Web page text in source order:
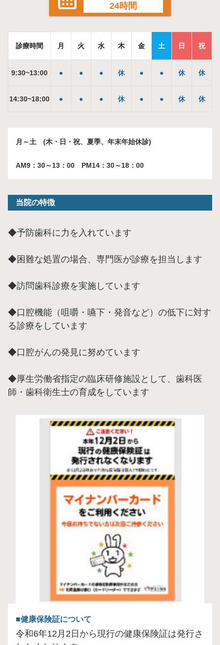
24時間
診療時間 月 火 水 木 金 土 日 祝
9:30~13:00 ● ● ● 休 ● ● 休 休
14:30~18:00 ● ● ● 休 ● ● 休 休
月～土 (木・日・祝、夏季、年末年始休診)
AM9：30～13：00 PM14：30～18：00
当院の特徴
◆予防歯科に力を入れています
◆困難な処置の場合、専門医が診療を担当します
◆訪問歯科診療を実施しています
◆口腔機能（咀嚼・嚥下・発音など）の低下に対す
る診療をしています
◆口腔がんの発見に努めています
◆厚生労働省指定の臨床研修施設として、歯科医
師・歯科衛生士の育成をしています
健康保険証について
令和6年12月2日から現行の健康保険証は発行さ